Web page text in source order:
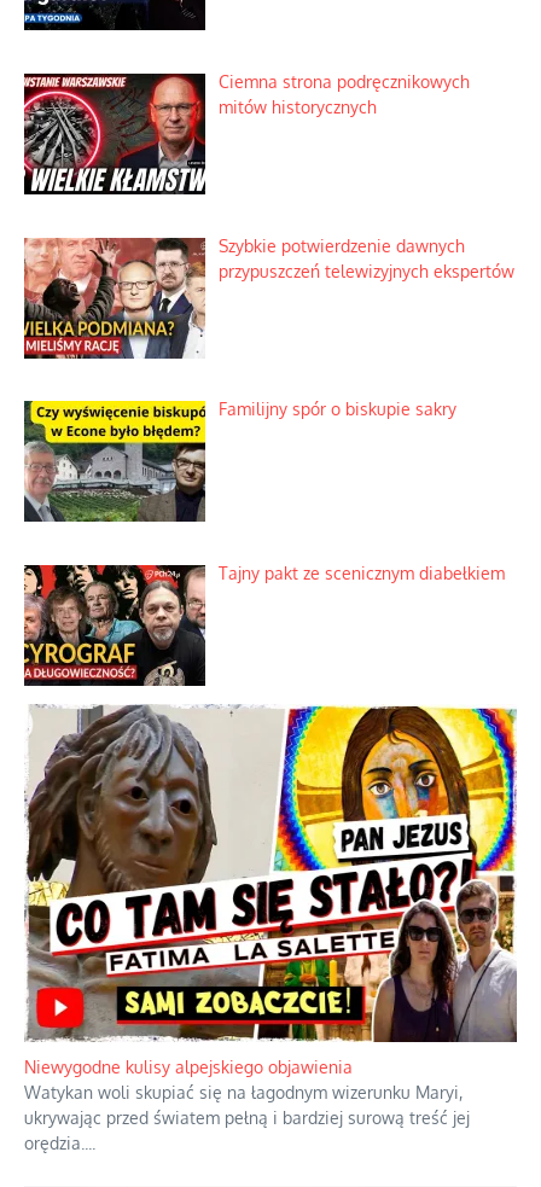
Ciemna strona podręcznikowych
mitów historycznych
Szybkie potwierdzenie dawnych
przypuszczeń telewizyjnych ekspertów
Familijny spór o biskupie sakry
Tajny pakt ze scenicznym diabełkiem
Niewygodne kulisy alpejskiego objawienia
Watykan woli skupiać się na łagodnym wizerunku Maryi,
ukrywając przed światem pełną i bardziej surową treść jej
orędzia.